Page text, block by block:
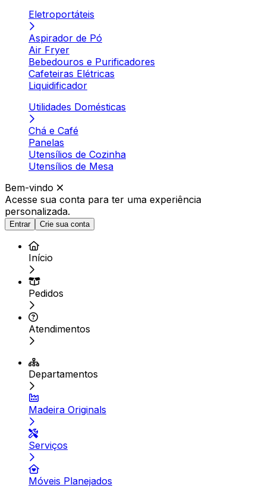
Eletroportáteis
Aspirador de Pó
Air Fryer
Bebedouros e Purificadores
Cafeteiras Elétricas
Liquidificador
Utilidades Domésticas
Chá e Café
Panelas
Utensílios de Cozinha
Utensílios de Mesa
Bem-vindo
Acesse sua conta para ter uma experiência
personalizada.
Entrar Crie sua conta
Início
Pedidos
Atendimentos
Departamentos
Madeira Originals
Serviços
Móveis Planejados